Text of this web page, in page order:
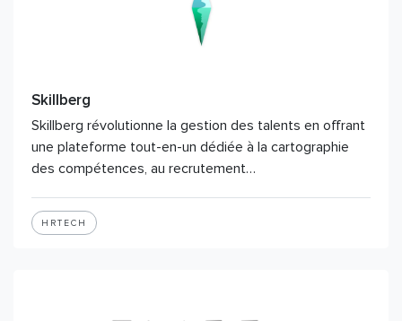
Skillberg
Skillberg révolutionne la gestion des talents en offrant
une plateforme tout-en-un dédiée à la cartographie
des compétences, au recrutement…
HRTECH